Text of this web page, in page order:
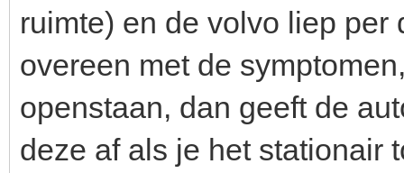
ruimte) en de volvo liep per
overeen met de
openstaan, dan geeft de
deze af als je het stationair